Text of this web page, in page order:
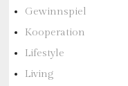
Gewinnspiel
Kooperation
Lifestyle
Living